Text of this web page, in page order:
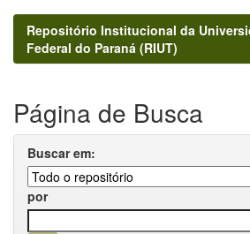
Repositório Institucional da
Federal do Paraná (RIUT)
Página de Busca
Buscar em:
por